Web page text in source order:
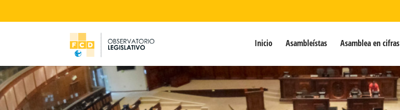
Inicio Asambleístas Asamblea en cifras